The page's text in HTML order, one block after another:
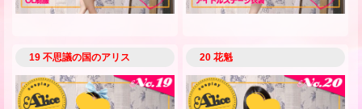
19 不思議の国のアリス 20 花魁